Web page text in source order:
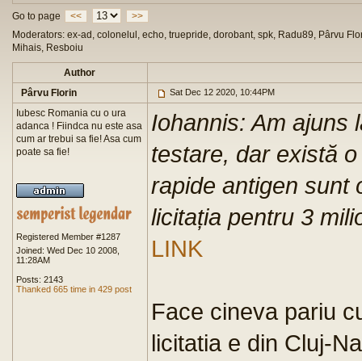
Go to page
<<
>>
Moderators: ex-ad, colonelul, echo, truepride, dorobant, spk, Radu89, Pârvu
Mihais, Resboiu
Author
Pârvu Florin
Sat Dec 12 2020, 10:44PM
Iubesc Romania cu o ura
adanca ! Fiindca nu este asa
cum ar trebui sa fie! Asa cum
poate sa fie!
Registered Member #1287
Joined: Wed Dec 10 2008,
11:28AM
Posts: 2143
Thanked 665 time in 429 post
Iohannis: Am ajuns
testare, dar există
rapide antigen sunt
licitația pentru 3
LINK
Face cineva pariu
licitatia e din Cluj-